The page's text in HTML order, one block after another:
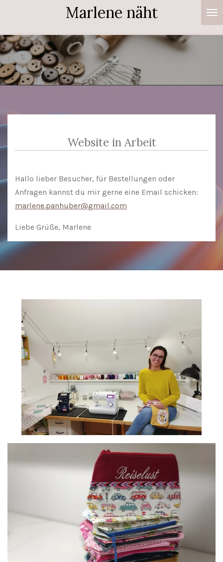
springen
Marlene näht
Website in Arbeit
Hallo lieber Besucher, für Bestellungen oder
Anfragen kannst du mir gerne eine Email schicken:
marlene.panhuber@gmail.com
Liebe Grüße, Marlene